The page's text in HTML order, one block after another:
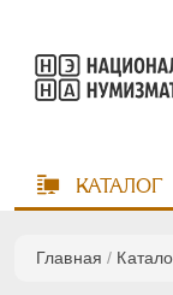
КАТАЛОГ
Главная /